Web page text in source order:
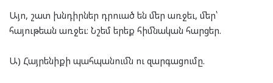
Այո, շատ խնդիրներ դրուած են մեր առջեւ, մեր՝
հայութեան առջեւ։ Նշեմ երեք հիմնական հարցեր.
Ա) Հայրենիքի պահպանումն ու զարգացումը.